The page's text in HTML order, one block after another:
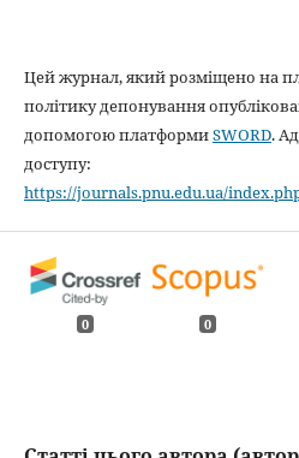
Цей журнал, який розміщено на
політику депонування
допомогою платформиSWORD.
доступу:
https://journals.pnu.edu.ua/
0 0